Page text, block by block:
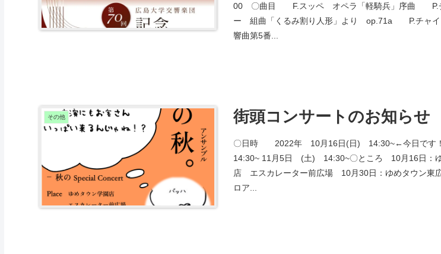
00 〇曲目 F.スッペ オペラ「軽騎兵」序曲 P.チ
ー 組曲「くるみ割り人形」より op.71a P.チャ
響曲第5番...
その他 街頭コンサートのお知らせ
〇日時 2022年 10月16日(日) 14:30~←今日です
14:30~ 11月5日 (土) 14:30~〇ところ 10月16日：ゆ
店 エスカレーター前広場 10月30日：ゆめタウン東
ロア...